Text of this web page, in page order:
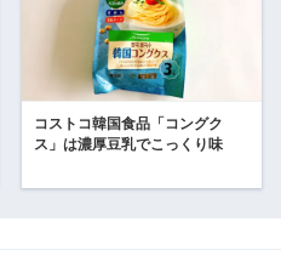
コストコ韓国食品「コングク
ス」は濃厚豆乳でこっくり味